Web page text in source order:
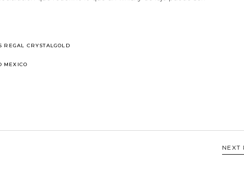
REGAL CRYSTALGOLD
MEXICO
NEXT